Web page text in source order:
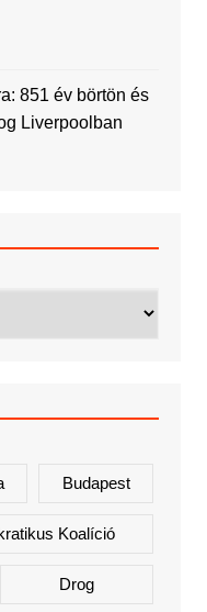
851 év börtön és
Liverpoolban
Budapest
Koalíció
Drog